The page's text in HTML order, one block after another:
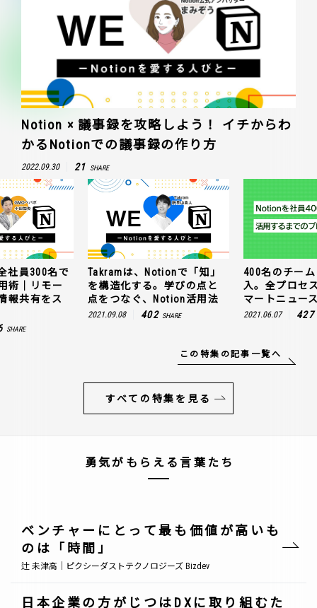
Notion × 議事録を攻略しよう！ イチからわ
かるNotionでの議事録の作り方
2022.09.30 21 SHARE
は、Notionで「知」
する。学びの点と
ぐ、Notion活用法
400名のチームにNotion導
入。全プロセスを公開！ス
マートニュースの場合
2021.06.07 427
GMO
使う
トワー
ムーズ
この特集の記事一覧へ
すべての特集を見る
勇気がもらえる言葉たち
ベンチャーにとって最も価値が高いも
のは「時間」
辻 未津高｜ピクシーダストテクノロジーズ Bizdev
日本企業の方がじつはDXに取り組むた